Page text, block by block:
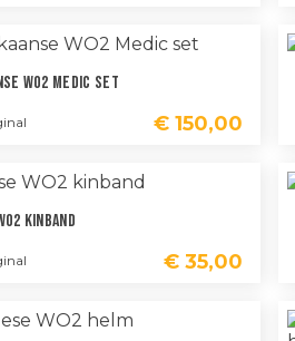
WO2 Medic Set
€ 150,00
Kinband
€ 35,00